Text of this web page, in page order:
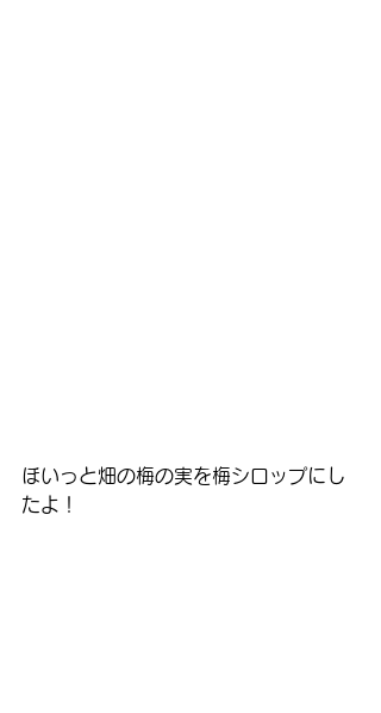
ほいっと畑の梅の実を梅シロップにし
たよ！